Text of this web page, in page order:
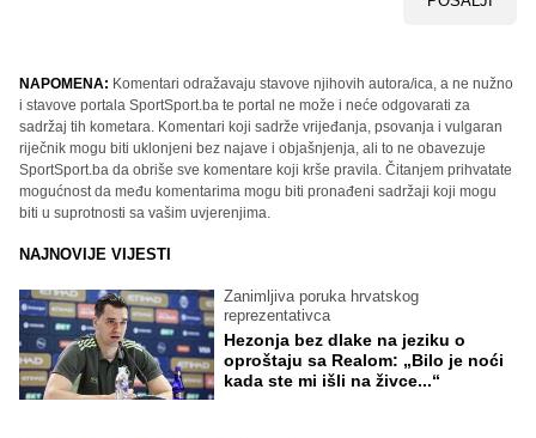
NAPOMENA: Komentari odražavaju stavove njihovih autora/ica, a ne nužno
i stavove portala SportSport.ba te portal ne može i neće odgovarati za
sadržaj tih kometara. Komentari koji sadrže vrijeđanja, psovanja i vulgaran
riječnik mogu biti uklonjeni bez najave i objašnjenja, ali to ne obavezuje
SportSport.ba da obriše sve komentare koji krše pravila. Čitanjem prihvatate
mogućnost da među komentarima mogu biti pronađeni sadržaji koji mogu
biti u suprotnosti sa vašim uvjerenjima.
NAJNOVIJE VIJESTI
Zanimljiva poruka hrvatskog
reprezentativca
Hezonja bez dlake na jeziku o
oproštaju sa Realom: „Bilo je noći
kada ste mi išli na živce...“